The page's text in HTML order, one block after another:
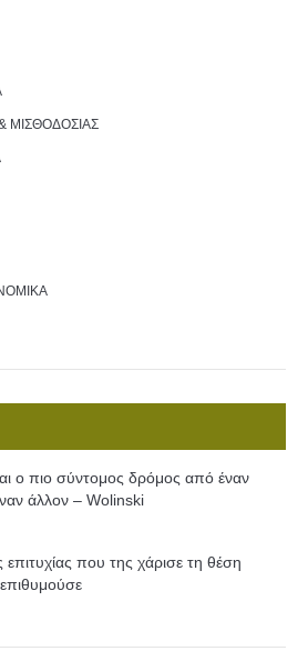
ΜΙΣΘΟΔΟΣΙΑΣ
ο πιο σύντομος δρόμος από έναν
άλλον – Wolinski
επιτυχίας που της χάρισε τη θέση